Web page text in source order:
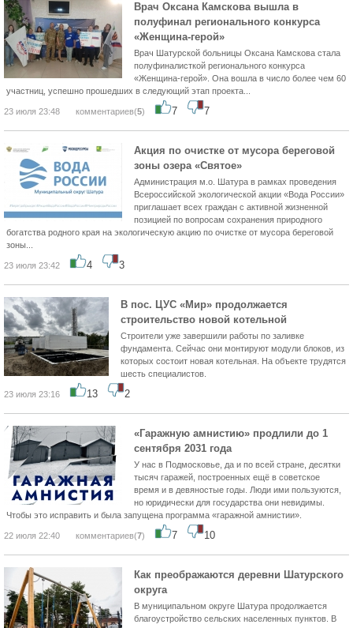
Врач Оксана Камскова вышла в
полуфинал регионального конкурса
«Женщина-герой»
Врач Шатурской больницы Оксана Камскова стала
полуфиналисткой регионального конкурса
«Женщина-герой». Она вошла в число более чем 60
участниц, успешно прошедших в следующий этап проекта...
23 июля 23:48 комментариев(5) 7 7
Акция по очистке от мусора береговой
зоны озера «Святое»
Администрация м.о. Шатура в рамках проведения
Всероссийской экологической акции «Вода России»
приглашает всех граждан с активной жизненной
позицией по вопросам сохранения природного
богатства родного края на экологическую акцию по очистке от мусора береговой
зоны...
23 июля 23:42 4 3
В пос. ЦУС «Мир» продолжается
строительство новой котельной
Строители уже завершили работы по заливке
фундамента. Сейчас они монтируют модули блоков, из
которых состоит новая котельная. На объекте трудятся
шесть специалистов.
23 июля 23:16 13 2
️«Гаражную амнистию» продлили до 1
сентября 2031 года
У нас в Подмосковье, да и по всей стране, десятки
тысяч гаражей, построенных ещё в советское
время и в девяностые годы. Люди ими пользуются,
но юридически для государства они невидимы.
Чтобы это исправить и была запущена программа «гаражной амнистии».
22 июля 22:40 комментариев(7) 7 10
Как преображаются деревни Шатурского
округа
В муниципальном округе Шатура продолжается
благоустройство сельских населенных пунктов. В